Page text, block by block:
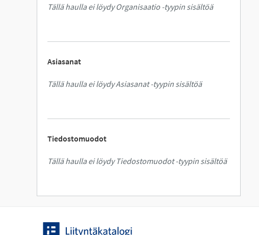
Tällä haulla ei löydy Organisaatio -tyypin sisältöä
Asiasanat
Tällä haulla ei löydy Asiasanat -tyypin sisältöä
Tiedostomuodot
Tällä haulla ei löydy Tiedostomuodot -tyypin sisältöä